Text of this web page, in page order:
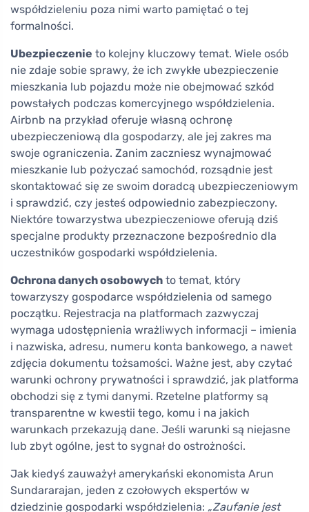
współdzieleniu poza nimi warto pamiętać o tej
formalności.
Ubezpieczenie to kolejny kluczowy temat. Wiele osób
nie zdaje sobie sprawy, że ich zwykłe ubezpieczenie
mieszkania lub pojazdu może nie obejmować szkód
powstałych podczas komercyjnego współdzielenia.
Airbnb na przykład oferuje własną ochronę
ubezpieczeniową dla gospodarzy, ale jej zakres ma
swoje ograniczenia. Zanim zaczniesz wynajmować
mieszkanie lub pożyczać samochód, rozsądnie jest
skontaktować się ze swoim doradcą ubezpieczeniowym
i sprawdzić, czy jesteś odpowiednio zabezpieczony.
Niektóre towarzystwa ubezpieczeniowe oferują dziś
specjalne produkty przeznaczone bezpośrednio dla
uczestników gospodarki współdzielenia.
Ochrona danych osobowych to temat, który
towarzyszy gospodarce współdzielenia od samego
początku. Rejestracja na platformach zazwyczaj
wymaga udostępnienia wrażliwych informacji – imienia
i nazwiska, adresu, numeru konta bankowego, a nawet
zdjęcia dokumentu tożsamości. Ważne jest, aby czytać
warunki ochrony prywatności i sprawdzić, jak platforma
obchodzi się z tymi danymi. Rzetelne platformy są
transparentne w kwestii tego, komu i na jakich
warunkach przekazują dane. Jeśli warunki są niejasne
lub zbyt ogólne, jest to sygnał do ostrożności.
Jak kiedyś zauważył amerykański ekonomista Arun
Sundararajan, jeden z czołowych ekspertów w
dziedzinie gospodarki współdzielenia: „Zaufanie jest